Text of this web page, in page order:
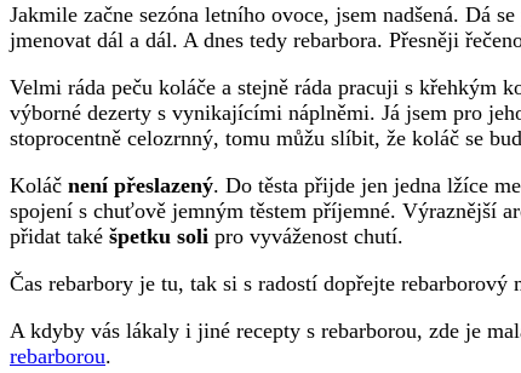
Jakmile začne sezóna letního ovoce, jsem nadšená. Dá
jmenovat dál a dál. A dnes tedy rebarbora. Přesněji
Velmi ráda peču koláče a stejně ráda pracuji s
výborné dezerty s vynikajícími náplněmi. Já jsem pro
stoprocentně celozrnný, tomu můžu slíbit, že koláč se
Koláč není přeslazený. Do těsta přijde jen jedna lžíce
spojení s chuťově jemným těstem příjemné. Výraznější
přidat také špetku soli pro vyváženost chutí.
Čas rebarbory je tu, tak si s radostí dopřejte
A kdyby vás lákaly i jiné recepty s rebarborou, zde je
rebarborou.